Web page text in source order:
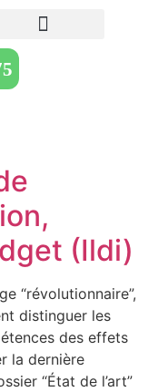
(Ildi)
“révolutionnaire”,
distinguer les
des effets
la dernière
“État de l’art”